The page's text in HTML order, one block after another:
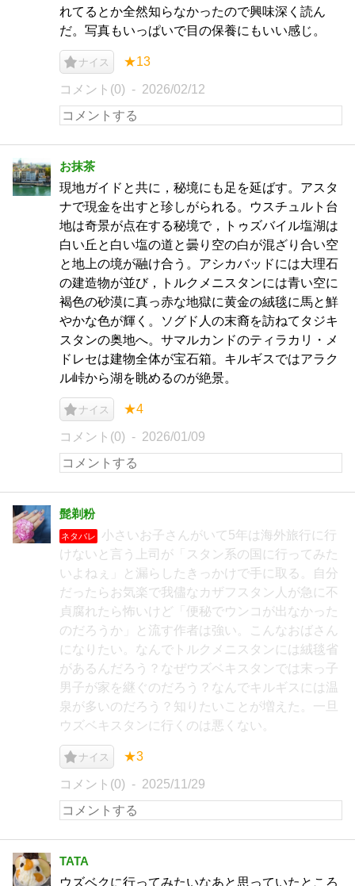
れてるとか全然知らなかったので興味深く読ん
だ。写真もいっぱいで目の保養にもいい感じ。
ナイス ★13
コメント(0) 2026/02/12
お抹茶
現地ガイドと共に，秘境にも足を延ばす。アスタ
ナで現金を出すと珍しがられる。ウスチュルト台
地は奇景が点在する秘境で，トゥズバイル塩湖は
白い丘と白い塩の道と曇り空の白が混ざり合い空
と地上の境が融け合う。アシカバッドには大理石
の建造物が並び，トルクメニスタンには青い空に
褐色の砂漠に真っ赤な地獄に黄金の絨毯に馬と鮮
やかな色が輝く。ソグド人の末裔を訪ねてタジキ
スタンの奥地へ。サマルカンドのティラカリ・メ
ドレセは建物全体が宝石箱。キルギスではアラク
ル峠から湖を眺めるのが絶景。
ナイス ★4
コメント(0) 2026/01/09
髭剃粉
ネタバレ
小さいお子さんがいて5年は海外旅行に行
けないと言う上司が「スタン系の国に行ってみた
いよねぇ」と漏らしたきっかけで手に取る。自分
だったらお気楽で我儘なカザフスタン人が急に不
貞腐れたら怖いけど「便秘でウンコが出なかった
のだろうか」と流す作者は強い。こんなおばさん
になりたい。なんでトルクメニスタンには絨毯省
があるんだろう？なぜウズベキスタンでは末っ子
男子が家を継ぐのだろう？なんでキルギスには温
泉が多いのだろう？知りたいことが増えた。一旦
ウズベキスタンに行くのは悪くない。
ナイス ★3
コメント(0) 2025/11/29
TATA
ウズベクに行ってみたいなあと思っていたところ